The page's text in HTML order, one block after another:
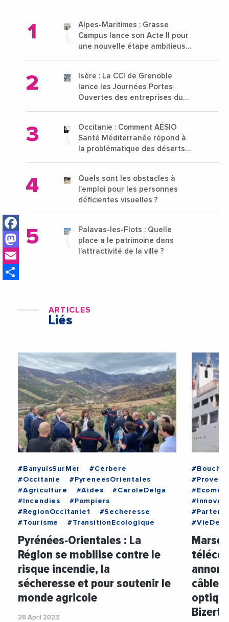
Facebook
Mastodon
Alpes-Maritimes : Grasse
Campus lance son Acte II pour
une nouvelle étape ambitieuse
Isère : La CCI de Grenoble
lance les Journées Portes
Ouvertes des entreprises du
Occitanie : Comment AÉSIO
Santé Méditerranée répond à
la problématique des déserts
Quels sont les obstacles à
l’emploi pour les personnes
déficientes visuelles ?
Palavas-les-Flots : Quelle
place a le patrimoine dans
l'attractivité de la ville ?
ARTICLES
Liés
#BanyulsSurMer
#Cerbere
#Occitanie
#PyreneesOrientales
#Agriculture
#Aides
#CaroleDelga
#Incendies
#Pompiers
#RegionOccitanie1
#Secheresse
#Tourisme
#TransitionEcologique
Pyrénées-Orientales : La
Région se mobilise contre le
risque incendie, la
sécheresse et pour soutenir le
monde agricole
28 April 2023
câble